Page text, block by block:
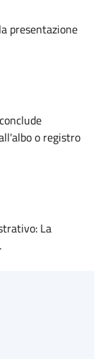
presentazione
o registro
La